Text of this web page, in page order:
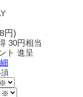
円)
30円相当
ト 進呈